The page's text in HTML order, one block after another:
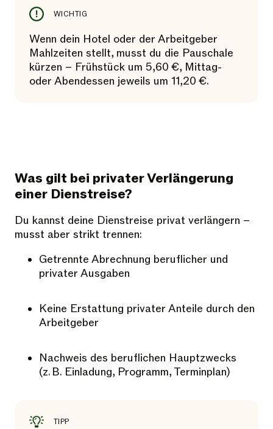
WICHTIG
Wenn dein Hotel oder der Arbeitgeber
Mahlzeiten stellt, musst du die Pauschale
kürzen – Frühstück um 5,60 €, Mittag-
oder Abendessen jeweils um 11,20 €.
Was gilt bei privater Verlängerung
einer Dienstreise?
Du kannst deine Dienstreise privat verlängern –
musst aber strikt trennen:
Getrennte Abrechnung beruflicher und
privater Ausgaben
Keine Erstattung privater Anteile durch den
Arbeitgeber
Nachweis des beruflichen Hauptzwecks
(z. B. Einladung, Programm, Terminplan)
TIPP